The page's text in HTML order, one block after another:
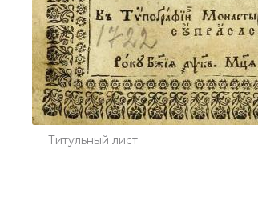
Титульный лист